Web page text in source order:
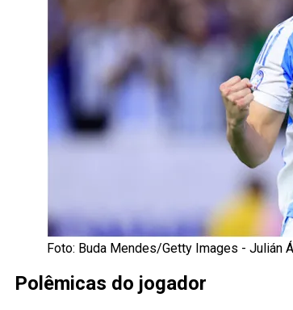
Foto: Buda Mendes/Getty Images - Julián
Polêmicas do jogador